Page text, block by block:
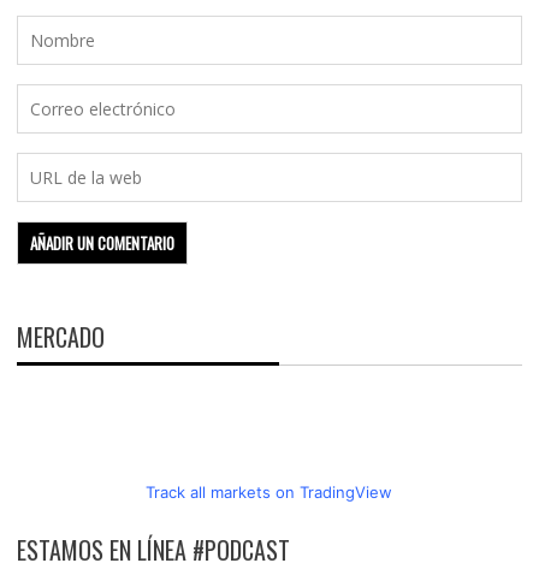
MERCADO
Track all markets on TradingView
ESTAMOS EN LÍNEA #PODCAST